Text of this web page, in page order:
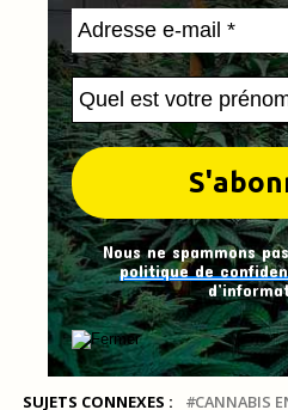
Nous ne spammons
politique de
SUJETS CONNEXES : CANNABIS